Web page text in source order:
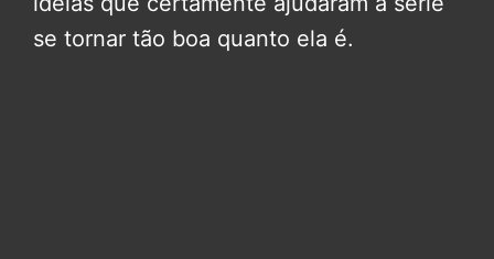
se tornar tão boa quanto ela é.